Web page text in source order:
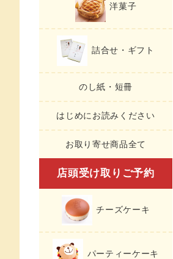
洋菓子
詰合せ・ギフト
のし紙・短冊
はじめにお読みください
お取り寄せ商品全て
店頭受け取りご予約
チーズケーキ
パーティーケーキ